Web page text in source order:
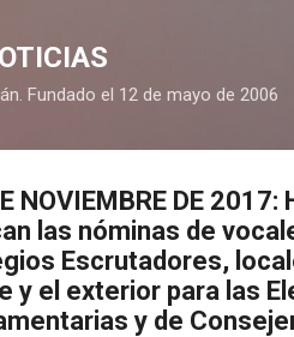
Fundado el 12 de mayo de 2006
NOVIEMBRE DE
las nóminas de
Escrutadores,
y el exterior para las
y de